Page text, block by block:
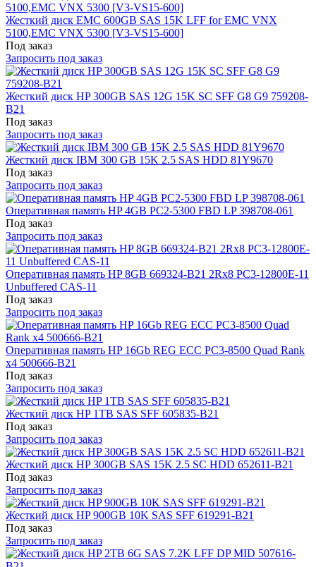
Жесткий диск EMC 600GB SAS 15K LFF for EMC VNX
5100,EMC VNX 5300 [V3-VS15-600]
Под заказ
Запросить под заказ
Жесткий диск HP 300GB SAS 12G 15K SC SFF G8 G9 759208-
B21
Под заказ
Запросить под заказ
Жесткий диск IBM 300 GB 15K 2.5 SAS HDD 81Y9670
Под заказ
Запросить под заказ
Оперативная память HP 4GB PC2-5300 FBD LP 398708-061
Под заказ
Запросить под заказ
Оперативная память HP 8GB 669324-B21 2Rx8 PC3-12800E-11
Unbuffered CAS-11
Под заказ
Запросить под заказ
Оперативная память HP 16Gb REG ECC PC3-8500 Quad Rank
x4 500666-B21
Под заказ
Запросить под заказ
Жесткий диск HP 1TB SAS SFF 605835-B21
Под заказ
Запросить под заказ
Жесткий диск HP 300GB SAS 15K 2.5 SC HDD 652611-B21
Под заказ
Запросить под заказ
Жесткий диск HP 900GB 10K SAS SFF 619291-B21
Под заказ
Запросить под заказ